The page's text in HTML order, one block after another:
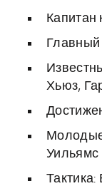
Хьюз,
Уильямс
Тактика: